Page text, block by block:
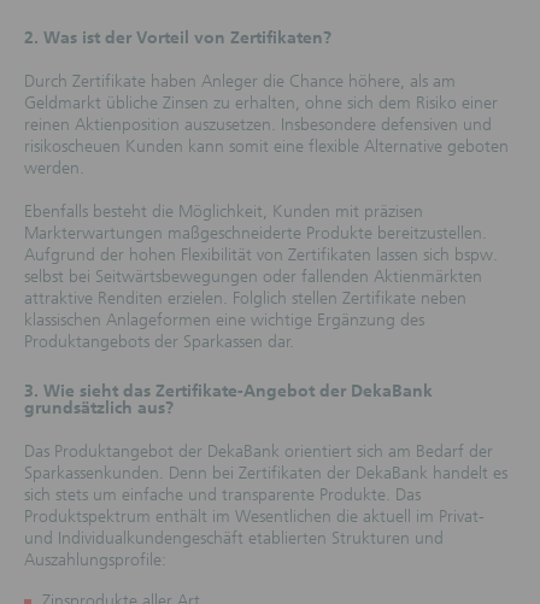
2. Was ist der Vorteil von Zertifikaten?
Durch Zertifikate haben Anleger die Chance höhere, als am
Geldmarkt übliche Zinsen zu erhalten, ohne sich dem Risiko einer
reinen Aktienposition auszusetzen. Insbesondere defensiven und
risikoscheuen Kunden kann somit eine flexible Alternative geboten
werden.
Ebenfalls besteht die Möglichkeit, Kunden mit präzisen
Markterwartungen maßgeschneiderte Produkte bereitzustellen.
Aufgrund der hohen Flexibilität von Zertifikaten lassen sich bspw.
selbst bei Seitwärtsbewegungen oder fallenden Aktienmärkten
attraktive Renditen erzielen. Folglich stellen Zertifikate neben
klassischen Anlageformen eine wichtige Ergänzung des
Produktangebots der Sparkassen dar.
3. Wie sieht das Zertifikate-Angebot der DekaBank
grundsätzlich aus?
Das Produktangebot der DekaBank orientiert sich am Bedarf der
Sparkassenkunden. Denn bei Zertifikaten der DekaBank handelt es
sich stets um einfache und transparente Produkte. Das
Produktspektrum enthält im Wesentlichen die aktuell im Privat-
und Individualkundengeschäft etablierten Strukturen und
Auszahlungsprofile: